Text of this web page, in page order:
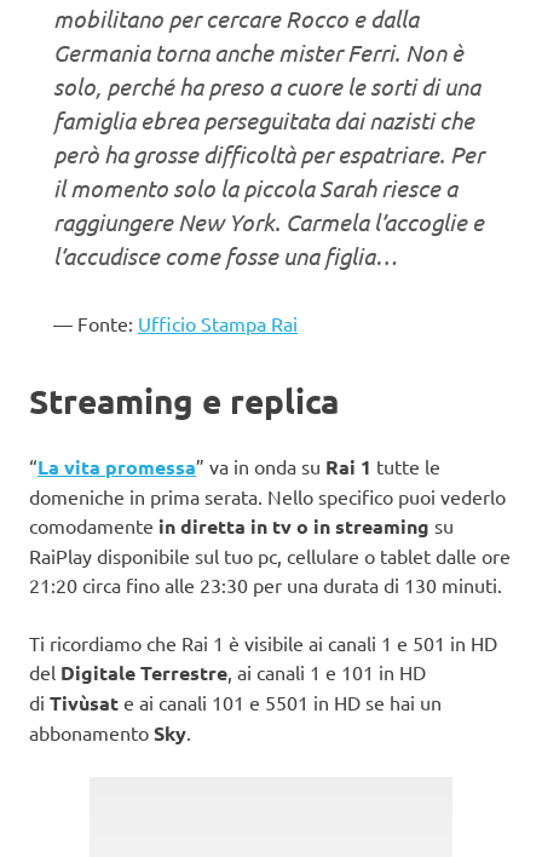
mobilitano per cercare Rocco e dalla
Germania torna anche mister Ferri. Non è
solo, perché ha preso a cuore le sorti di una
famiglia ebrea perseguitata dai nazisti che
però ha grosse difficoltà per espatriare. Per
il momento solo la piccola Sarah riesce a
raggiungere New York. Carmela l’accoglie e
l’accudisce come fosse una figlia…
Fonte: Ufficio Stampa Rai
Streaming e replica
“La vita promessa” va in onda su Rai 1 tutte le
domeniche in prima serata. Nello specifico puoi vederlo
comodamente in diretta in tv o in streaming su
RaiPlay disponibile sul tuo pc, cellulare o tablet dalle ore
21:20 circa fino alle 23:30 per una durata di 130 minuti.
Ti ricordiamo che Rai 1 è visibile ai canali 1 e 501 in HD
del Digitale Terrestre , ai canali 1 e 101 in HD
di Tivùsat e ai canali 101 e 5501 in HD se hai un
abbonamento Sky